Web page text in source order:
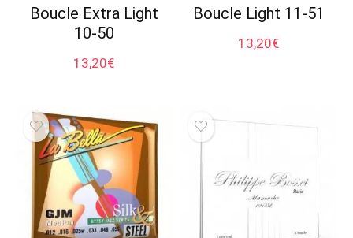
Boucle Extra Light
10-50
13,20€
Boucle Light 11-51
13,20€